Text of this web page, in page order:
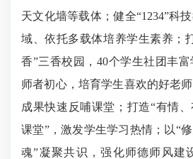
天文化墙等载体；健全“1234”科
域、依托多载体培养学生素养；
香”三香校园，40个学生社团丰
师者初心，培育学生喜欢的好老
成果快速反哺课堂；打造“有情
课堂”，激发学生学习热情；以“
魂”凝聚共识，强化师德师风建